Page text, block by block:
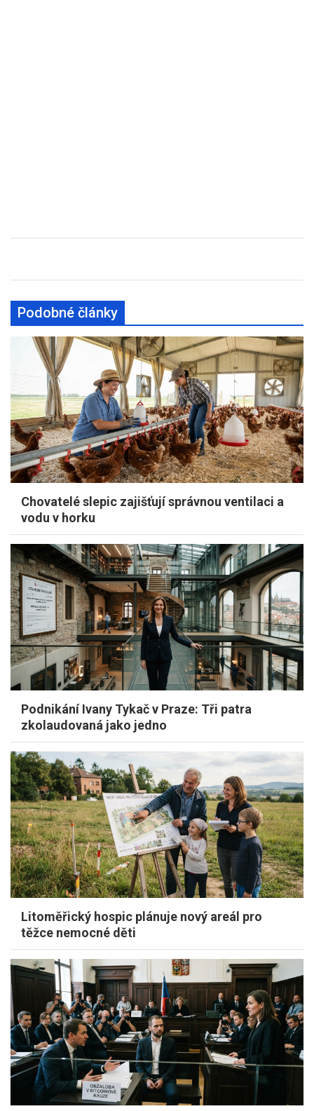
Podobné články
Chovatelé slepic zajišťují správnou ventilaci a
vodu v horku
Podnikání Ivany Tykač v Praze: Tři patra
zkolaudovaná jako jedno
Litoměřický hospic plánuje nový areál pro
těžce nemocné děti